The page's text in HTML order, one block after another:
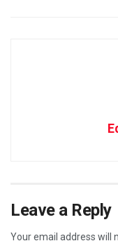
Leave a Reply
Your email address will